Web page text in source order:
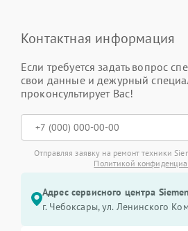
Контактная информация
Если требуется задать вопрос
свои данные и дежурный
проконсультирует Вас!
Отправляя заявку на ремонт техники
Политикой
Адрес сервисного центра
г. Чебоксары, ул. Ленинского